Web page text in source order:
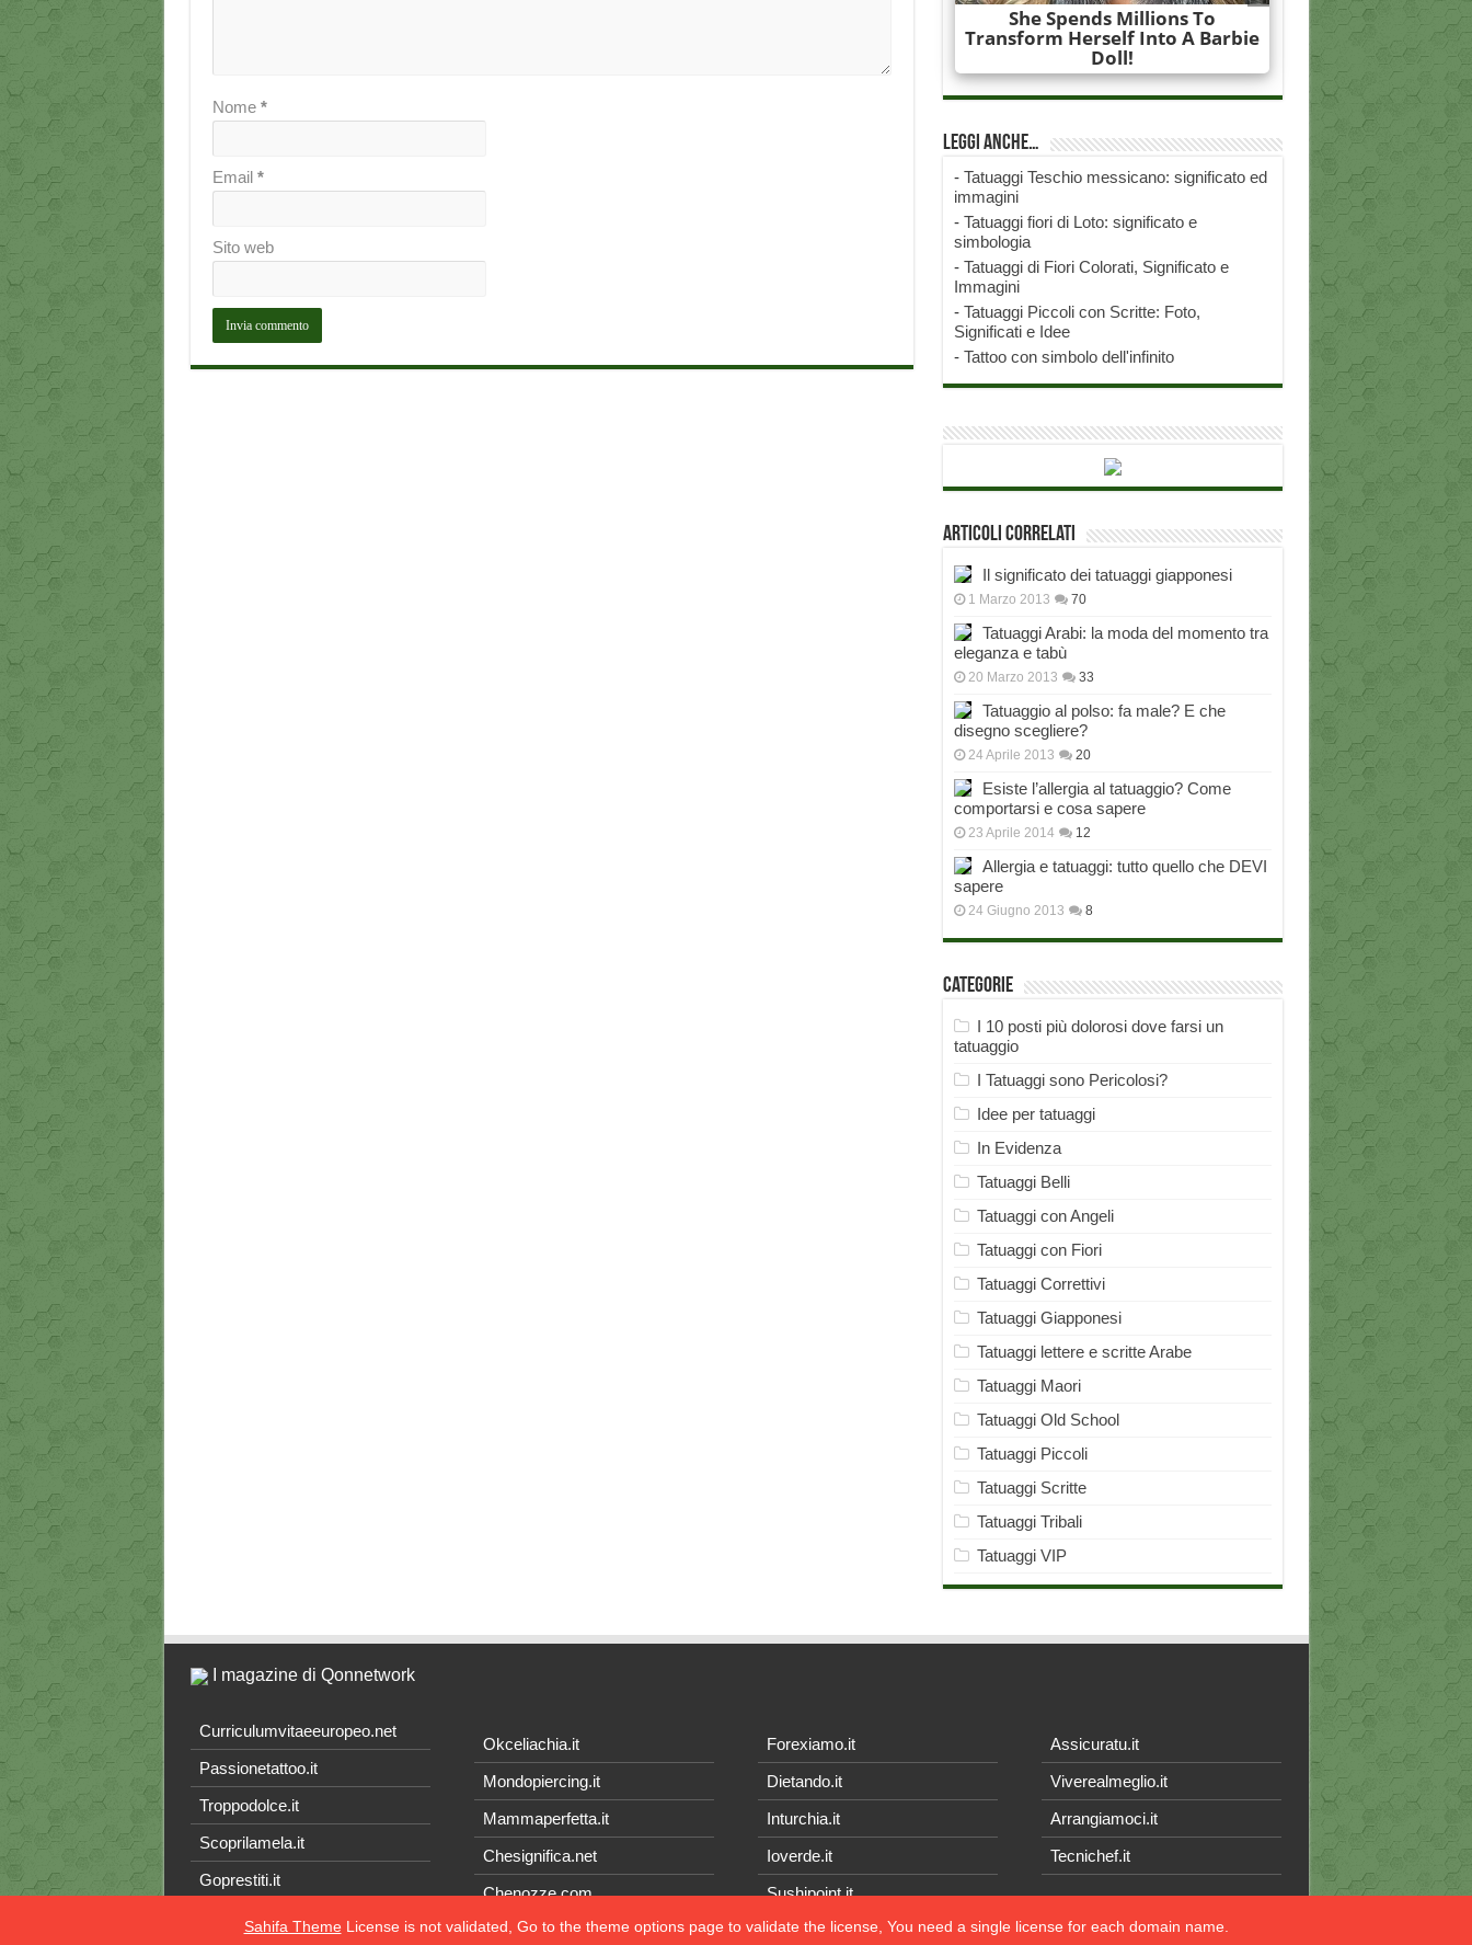
Nome *
Email *
Sito web
Leggi anche…
- Tatuaggi Teschio messicano: significato ed
immagini
- Tatuaggi fiori di Loto: significato e
simbologia
- Tatuaggi di Fiori Colorati, Significato e
Immagini
- Tatuaggi Piccoli con Scritte: Foto,
Significati e Idee
- Tattoo con simbolo dell'infinito
Articoli correlati
Il significato dei tatuaggi giapponesi
1 Marzo 2013 70
Tatuaggi Arabi: la moda del momento tra
eleganza e tabù
20 Marzo 2013 33
Tatuaggio al polso: fa male? E che
disegno scegliere?
24 Aprile 2013 20
Esiste l’allergia al tatuaggio? Come
comportarsi e cosa sapere
23 Aprile 2014 12
Allergia e tatuaggi: tutto quello che DEVI
sapere
24 Giugno 2013 8
Categorie
I 10 posti più dolorosi dove farsi un
tatuaggio
I Tatuaggi sono Pericolosi?
Idee per tatuaggi
In Evidenza
Tatuaggi Belli
Tatuaggi con Angeli
Tatuaggi con Fiori
Tatuaggi Correttivi
Tatuaggi Giapponesi
Tatuaggi lettere e scritte Arabe
Tatuaggi Maori
Tatuaggi Old School
Tatuaggi Piccoli
Tatuaggi Scritte
Tatuaggi Tribali
Tatuaggi VIP
I magazine di Qonnetwork
Curriculumvitaeeuropeo.net
Passionetattoo.it
Troppodolce.it
Scoprilamela.it
Goprestiti.it
Okceliachia.it
Mondopiercing.it
Mammaperfetta.it
Chesignifica.net
Chenozze.com
Forexiamo.it
Dietando.it
Inturchia.it
Ioverde.it
Sushipoint.it
Assicuratu.it
Viverealmeglio.it
Arrangiamoci.it
Tecnichef.it
Sahifa ThemeLicense is not validated, Go to the theme options page to validate the license, You need a single license for each domain name.